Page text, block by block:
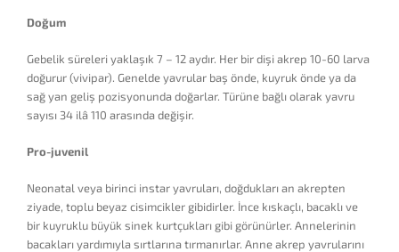
Doğum
Gebelik süreleri yaklaşık 7 – 12 aydır. Her bir dişi akrep 10-60 larva
doğurur (vivipar). Genelde yavrular baş önde, kuyruk önde ya da
sağ yan geliş pozisyonunda doğarlar. Türüne bağlı olarak yavru
sayısı 34 ilâ 110 arasında değişir.
Pro-juvenil
Neonatal veya birinci instar yavruları, doğdukları an akrepten
ziyade, toplu beyaz cisimcikler gibidirler. İnce kıskaçlı, bacaklı ve
bir kuyruklu büyük sinek kurtçukları gibi görünürler. Annelerinin
bacakları yardımıyla sırtlarına tırmanırlar. Anne akrep yavrularını